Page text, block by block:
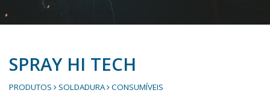
SPRAY HI TECH
PRODUTOS SOLDADURA CONSUMÍVEIS